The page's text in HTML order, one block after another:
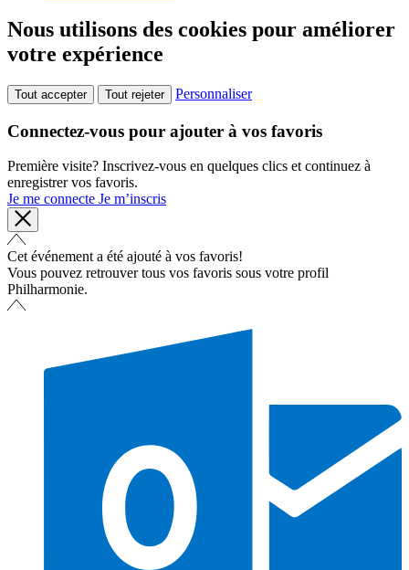
Nous utilisons des cookies pour améliorer
votre expérience
Tout accepter Tout rejeter Personnaliser
Connectez-vous pour ajouter à vos favoris
Première visite? Inscrivez-vous en quelques clics et continuez à
enregistrer vos favoris.
Je me connecte Je m’inscris
Cet événement a été ajouté à vos favoris!
Vous pouvez retrouver tous vos favoris sous votre profil
Philharmonie.